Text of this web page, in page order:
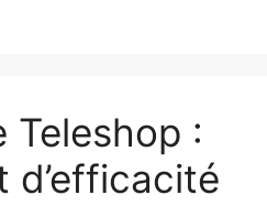
Teleshop :
d’efficacité